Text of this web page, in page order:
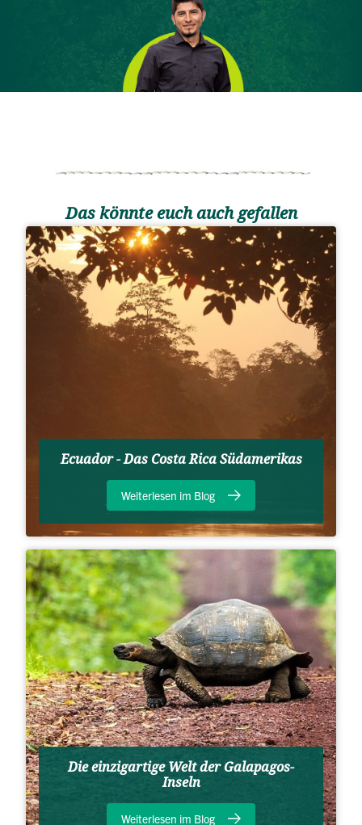
Das könnte euch auch gefallen
Ecuador - Das Costa Rica Südamerikas
Weiterlesen im Blog
Die einzigartige Welt der Galapagos-
Inseln
Weiterlesen im Blog